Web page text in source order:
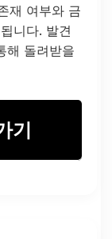
재 여부와 금
니다. 발견
해 돌려받을
기